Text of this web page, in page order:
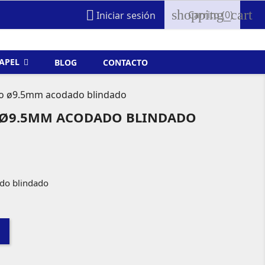
 Iniciar sesión shopping_cart
Carrito(0)
BLOG CONTACTO
ø9.5mm acodado blindado
ACODADO BLINDADO
blindado